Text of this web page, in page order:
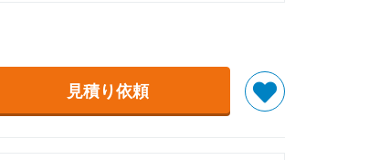
見積り依頼